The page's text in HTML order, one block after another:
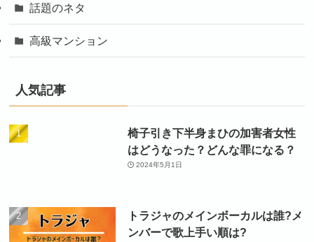
話題のネタ
高級マンション
人気記事
椅子引き下半身まひの加害者女性
はどうなった？どんな罪になる？
2024年5月1日
トラジャのメインボーカルは誰?メ
ンバーで歌上手い順は?